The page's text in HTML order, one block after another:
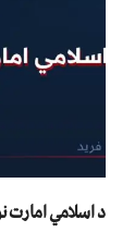
د اسلامي امارت